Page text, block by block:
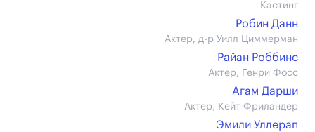
Кастинг
Робин Данн
Актер, д-р Уилл Циммерман
Райан Роббинс
Актер, Генри Фосс
Агам Дарши
Актер, Кейт Фриландер
Эмили Уллерап